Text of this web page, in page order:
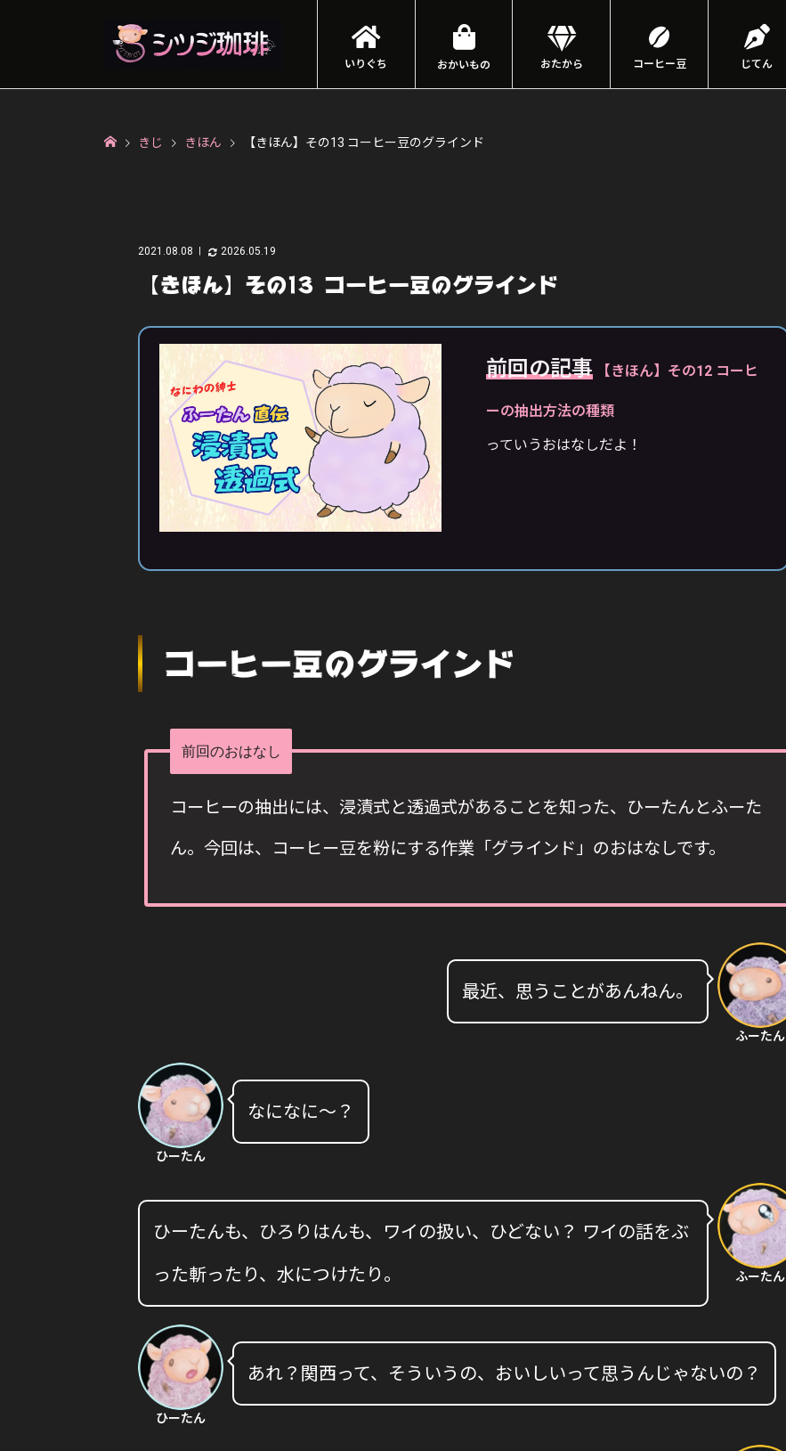
いりぐち おかいもの おたから コーヒー豆 じてん
きじ きほん 【きほん】その13 コーヒー豆のグラインド
2021.08.08 2026.05.19
【きほん】その13 コーヒー豆のグラインド
前回の記事 【きほん】その12 コーヒ
ーの抽出方法の種類
っていうおはなしだよ！
コーヒー豆のグラインド
前回のおはなし
コーヒーの抽出には、浸漬式と透過式があることを知った、ひーたんとふーた
ん。今回は、コーヒー豆を粉にする作業「グラインド」のおはなしです。
最近、思うことがあんねん。
ふーたん
ひーたん
なになに〜？
ひーたんも、ひろりはんも、ワイの扱い、ひどない？ ワイの話をぶ
った斬ったり、水につけたり。
ふーたん
ひーたん
あれ？関西って、そういうの、おいしいって思うんじゃないの？